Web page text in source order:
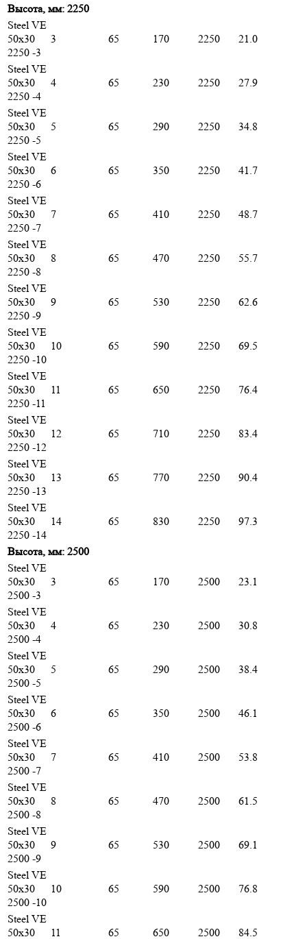
Высота, мм: 2250
Steel VE
50х30
2250 -3
3 65 170 2250 21.0
Steel VE
50х30
2250 -4
4 65 230 2250 27.9
Steel VE
50х30
2250 -5
5 65 290 2250 34.8
Steel VE
50х30
2250 -6
6 65 350 2250 41.7
Steel VE
50х30
2250 -7
7 65 410 2250 48.7
Steel VE
50х30
2250 -8
8 65 470 2250 55.7
Steel VE
50х30
2250 -9
9 65 530 2250 62.6
Steel VE
50х30
2250 -10
10 65 590 2250 69.5
Steel VE
50х30
2250 -11
11 65 650 2250 76.4
Steel VE
50х30
2250 -12
12 65 710 2250 83.4
Steel VE
50х30
2250 -13
13 65 770 2250 90.4
Steel VE
50х30
2250 -14
14 65 830 2250 97.3
Высота, мм: 2500
Steel VE
50х30
2500 -3
3 65 170 2500 23.1
Steel VE
50х30
2500 -4
4 65 230 2500 30.8
Steel VE
50х30
2500 -5
5 65 290 2500 38.4
Steel VE
50х30
2500 -6
6 65 350 2500 46.1
Steel VE
50х30
2500 -7
7 65 410 2500 53.8
Steel VE
50х30
2500 -8
8 65 470 2500 61.5
Steel VE
50х30
2500 -9
9 65 530 2500 69.1
Steel VE
50х30
2500 -10
10 65 590 2500 76.8
Steel VE
50х30
11 65 650 2500 84.5